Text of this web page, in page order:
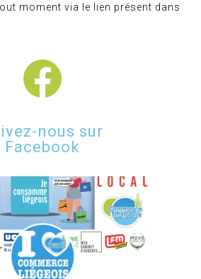
moment via le lien présent dans
nous sur
Facebook